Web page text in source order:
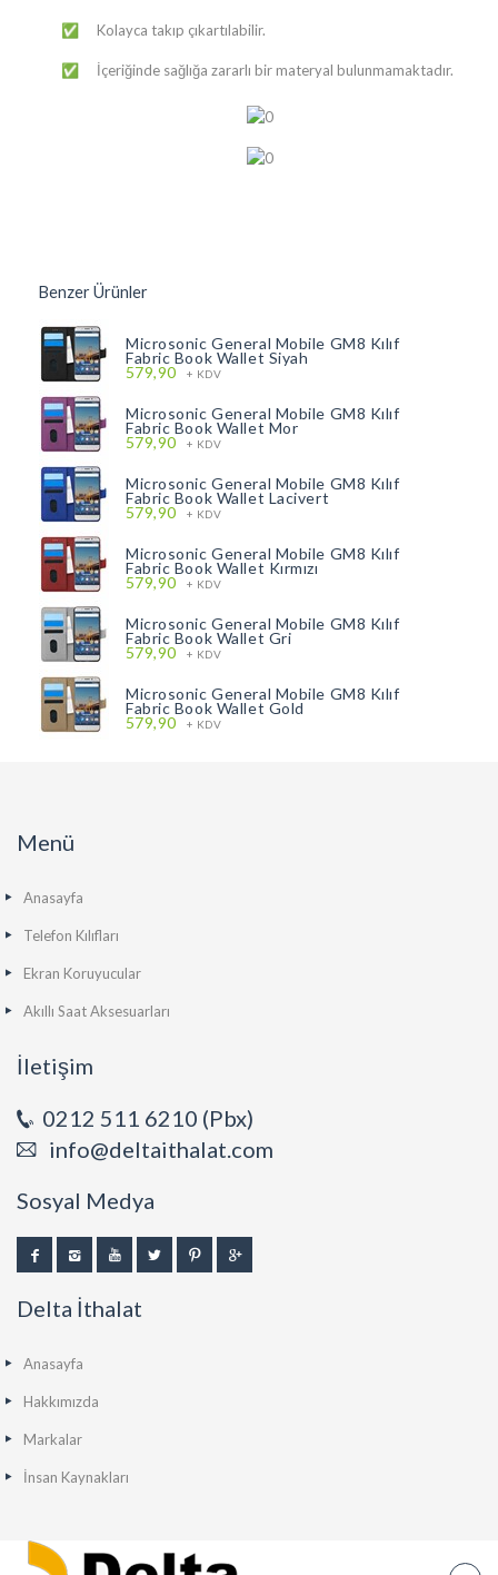
✅ Kolayca takıp çıkartılabilir.
✅ İçeriğinde sağlığa zararlı bir materyal bulunmamaktadır.
Benzer Ürünler
Microsonic General Mobile GM8 Kılıf
Fabric Book Wallet Siyah
579,90 + KDV
Microsonic General Mobile GM8 Kılıf
Fabric Book Wallet Mor
579,90 + KDV
Microsonic General Mobile GM8 Kılıf
Fabric Book Wallet Lacivert
579,90 + KDV
Microsonic General Mobile GM8 Kılıf
Fabric Book Wallet Kırmızı
579,90 + KDV
Microsonic General Mobile GM8 Kılıf
Fabric Book Wallet Gri
579,90 + KDV
Microsonic General Mobile GM8 Kılıf
Fabric Book Wallet Gold
579,90 + KDV
Menü
Anasayfa
Telefon Kılıfları
Ekran Koruyucular
Akıllı Saat Aksesuarları
İletişim
0212 511 6210 (Pbx)
info@deltaithalat.com
Sosyal Medya
Delta İthalat
Anasayfa
Hakkımızda
Markalar
İnsan Kaynakları